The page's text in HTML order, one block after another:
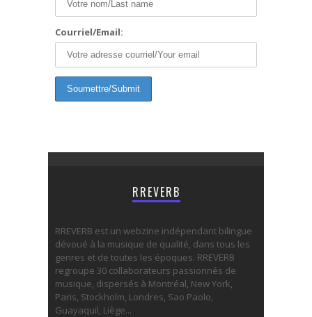
Courriel/Email:
RREVERB
RREVERB est un webzine indépendant bilingue
dévoué à la musique de qualité, dans tous les
genres et de toutes les époques. RREVERB
regroupe 30 collaborateurs passionnés de
musique, dispersés à Montréal, New York,
Paris, Stockholm, Londres, Sao Paolo,
Guayaquil, Liège...